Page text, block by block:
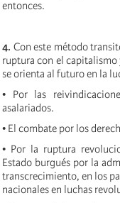
entonces.
4. Con este método
ruptura con el capitalismo
se orienta al futuro en la
• Por las
asalariados.
• El combate por los
• Por la ruptura
Estado burgués por la
transcrecimiento, en los
nacionales en luchas